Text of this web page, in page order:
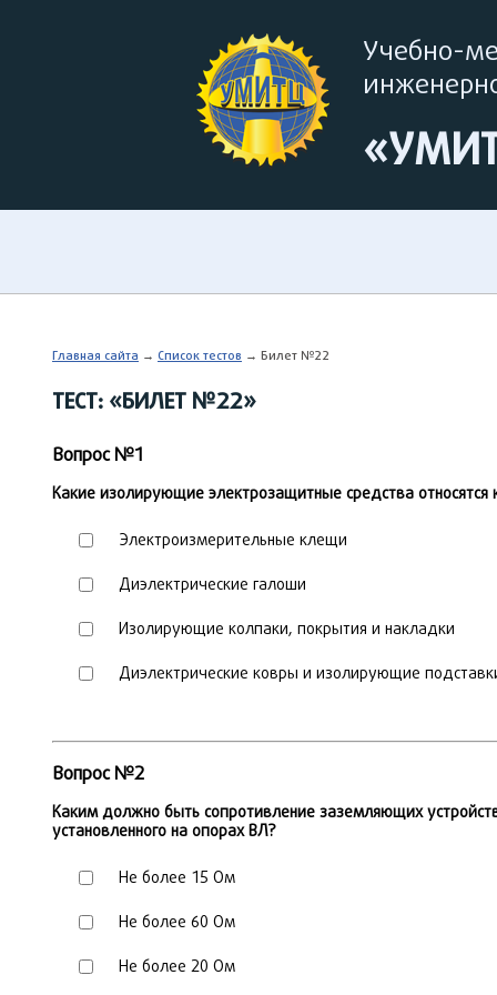
Учебно-
Главная сайта → Список тестов → Билет №22
ТЕСТ: «БИЛЕТ №22»
Вопрос №1
Какие изолирующие электрозащитные средства
Электроизмерительные клещи
Диэлектрические галоши
Изолирующие колпаки, покрытия и накладки
Диэлектрические ковры и изолирующие
Вопрос №2
Каким должно быть сопротивление заземляющих
установленного на опорах ВЛ?
Не более 15 Ом
Не более 60 Ом
Не более 20 Ом